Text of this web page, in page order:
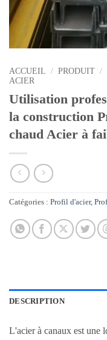
ACCUEIL / PRODUIT /
ACIER
Utilisation
la construction
chaud Acier à
Catégories : Profil d'acier,
DESCRIPTION
L'acier à canaux est une